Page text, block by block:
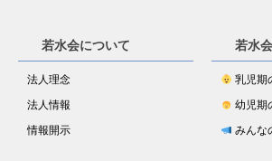
若水会について
法人理念
法人情報
情報開示
若水
乳児期
幼児期
みんな